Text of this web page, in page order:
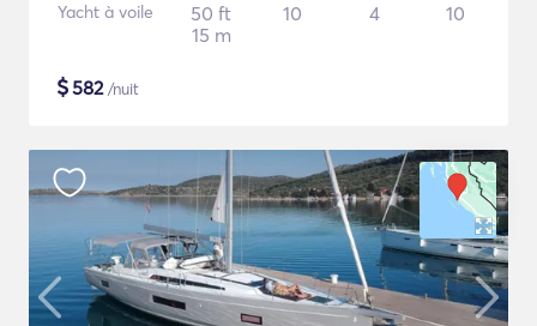
Yacht à voile
50 ft
15 m
10 4 10
$582/nuit